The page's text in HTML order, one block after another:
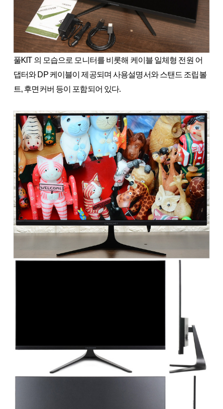
풀KIT 의 모습으로 모니터를 비롯해 케이블 일체형 전원 어
댑터와 DP 케이블이 제공되며 사용설명서와 스탠드 조립볼
트, 후면커버 등이 포함되어 있다.